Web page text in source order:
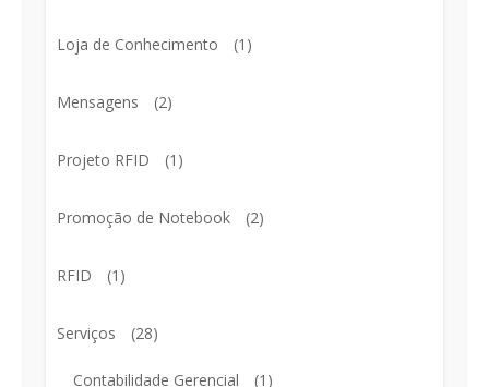
Loja de Conhecimento (1)
Mensagens (2)
Projeto RFID (1)
Promoção de Notebook (2)
RFID (1)
Serviços (28)
Contabilidade Gerencial (1)